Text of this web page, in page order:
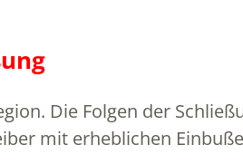
Die Folgen der
mit erheblichen